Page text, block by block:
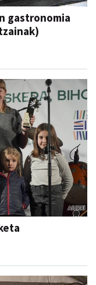
gastronomia